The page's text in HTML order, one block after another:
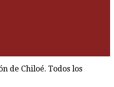
de Chiloé. Todos los